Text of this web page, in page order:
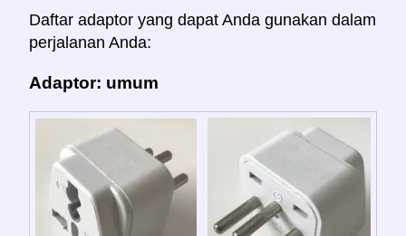
Daftar adaptor yang dapat Anda gunakan dalam
perjalanan Anda:
Adaptor: umum